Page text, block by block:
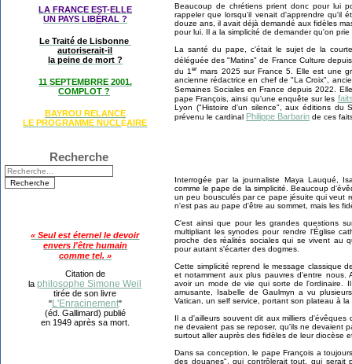
LA FRANCE EST-ELLE
UN PAYS LIBÉRAL ?
Le Traité de Lisbonne
autoriserait-il
la peine de mort ?
11 SEPTEMBRRE 2001,
COMPLOT ?
BAYROU RELANCE
LE PROGRAMME NUCLÉAIRE
Recherche
« Seul est éternel le devoir
envers l'être humain
comme tel. »
Citation de
laphilosophe Simone Weil
tirée de son livre
"L'Enracinement"
(éd. Gallimard) publié
en 1949 après sa mort.
Beaucoup de chrétiens prient donc pour lui
rappeler que lorsqu'il venait d'apprendre qu'il
douze ans, il avait déjà demandé aux fidèles
pour lui. Il a la simplicité de demander qu'on prie
La santé du pape, c'était le sujet de la
déléguée des "Matins" de France Culture
du 1er mars 2025 sur France 5. Elle est une
ancienne rédactrice en chef de "La Croix",
Semaines Sociales en France depuis 2022.
pape François, ainsi qu'une enquête sur les
Lyon ("Histoire d'un silence", aux éditions du
prévenu le cardinal Philippe Barbarin de ces
Interrogée par la journaliste Maya Lauqué,
comme le pape de la simplicité. Beaucoup
un peu bousculés par ce pape jésuite qui veut
n'est pas au pape d'être au sommet, mais les
C'est ainsi que pour les grandes questions
multipliant les synodes pour rendre l'Église
proche des réalités sociales qui se vivent au
pour autant s'écarter des dogmes.
Cette simplicité reprend le message classique
et notamment aux plus pauvres d'entre nous.
avoir un mode de vie qui sorte de l'ordinaire.
amusante, Isabelle de Gaulmyn a vu
Vatican, un self service, portant son plateau à
Il a d'ailleurs souvent dit aux milliers
ne devaient pas se reposer, qu'ils ne devaient
surtout aller auprès des fidèles de leur diocèse
Dans sa conception, le pape François a
des douanes", qui contrôlerait tout, qui serait